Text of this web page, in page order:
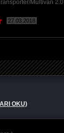
Multivan
27.03.2018
OKU)